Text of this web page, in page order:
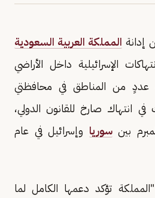
إدانة المملكة العربية السعودية
الإسرائيلية داخل الأراضي
عددٍ من المناطق في محافظتي
انتهاك صارخ للقانون الدولي،
بينسوريا وإسرائيل في عام
تؤكد دعمها الكامل لما